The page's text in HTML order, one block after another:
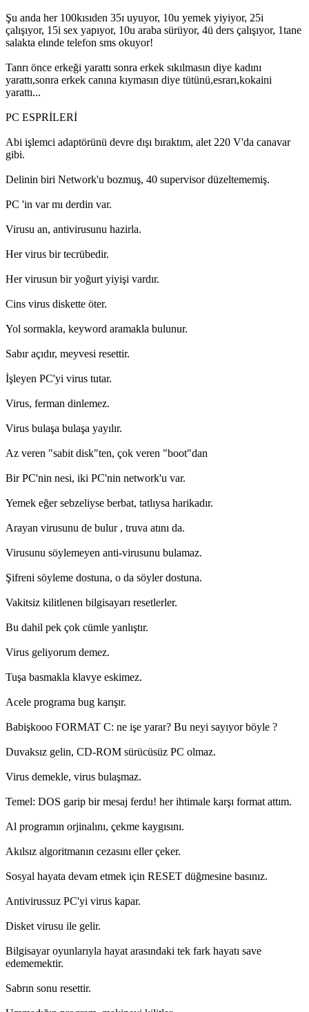
Şu anda her 100kısıden 35ı uyuyor, 10u yemek yiyiyor, 25i
çalışıyor, 15i sex yapıyor, 10u araba sürüyor, 4ü ders çalışıyor, 1tane
salakta elınde telefon sms okuyor!
Tanrı önce erkeği yarattı sonra erkek sıkılmasın diye kadını
yarattı,sonra erkek canına kıymasın diye tütünü,esrarı,kokaini
yarattı...
PC ESPRİLERİ
Abi işlemci adaptörünü devre dışı bıraktım, alet 220 V'da canavar
gibi.
Delinin biri Network'u bozmuş, 40 supervisor düzeltememiş.
PC 'in var mı derdin var.
Virusu an, antivirusunu hazirla.
Her virus bir tecrübedir.
Her virusun bir yoğurt yiyişi vardır.
Cins virus diskette öter.
Yol sormakla, keyword aramakla bulunur.
Sabır açıdır, meyvesi resettir.
İşleyen PC'yi virus tutar.
Virus, ferman dinlemez.
Virus bulaşa bulaşa yayılır.
Az veren "sabit disk"ten, çok veren "boot"dan
Bir PC'nin nesi, iki PC'nin network'u var.
Yemek eğer sebzeliyse berbat, tatlıysa harikadır.
Arayan virusunu de bulur , truva atını da.
Virusunu söylemeyen anti-virusunu bulamaz.
Şifreni söyleme dostuna, o da söyler dostuna.
Vakitsiz kilitlenen bilgisayarı resetlerler.
Bu dahil pek çok cümle yanlıştır.
Virus geliyorum demez.
Tuşa basmakla klavye eskimez.
Acele programa bug karışır.
Babişkooo FORMAT C: ne işe yarar? Bu neyi sayıyor böyle ?
Duvaksız gelin, CD-ROM sürücüsüz PC olmaz.
Virus demekle, virus bulaşmaz.
Temel: DOS garip bir mesaj ferdu! her ihtimale karşı format attım.
Al programın orjinalını, çekme kaygısını.
Akılsız algoritmanın cezasını eller çeker.
Sosyal hayata devam etmek için RESET düğmesine basınız.
Antivirussuz PC'yi virus kapar.
Disket virusu ile gelir.
Bilgisayar oyunlarıyla hayat arasındaki tek fark hayatı save
edememektir.
Sabrın sonu resettir.